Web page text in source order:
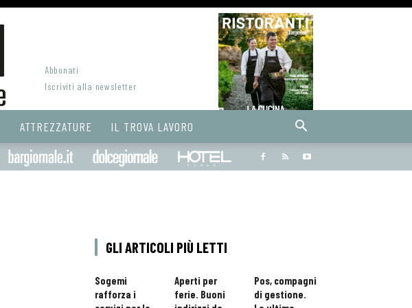
Abbonati
Iscriviti alla newsletter
ATTREZZATURE IL TROVA LAVORO
Bargiornale dolcegiornale
GLI ARTICOLI PIÙ LETTI
Sogemi
rafforza i
Aperti per
ferie. Buoni
Pos, compagni
di gestione.